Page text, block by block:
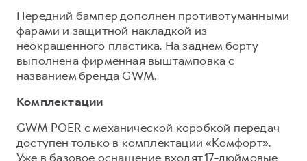
Передний бампер дополнен противотуманными
фарами и защитной накладкой из
неокрашенного пластика. На заднем борту
выполнена фирменная выштамповка с
названием бренда GWM.
Комплектации
GWM POER с механической коробкой передач
доступен только в комплектации «Комфорт».
Уже в базовое оснащение входят 17-дюймовые